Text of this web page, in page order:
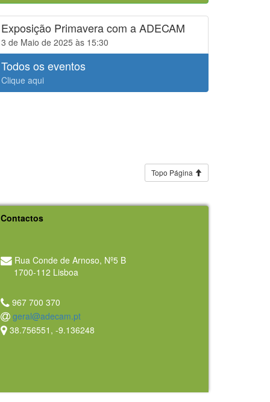
Exposição Primavera com a ADECAM
3 de Maio de 2025 às 15:30
Todos os eventos
Clique aqui
Topo Página
Contactos
Rua Conde de Arnoso, Nº5 B
1700-112 Lisboa
967 700 370
geral@adecam.pt
38.756551, -9.136248